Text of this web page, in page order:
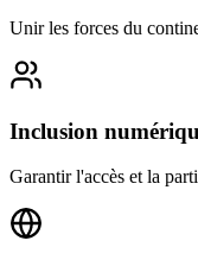
Unir les forces du
Inclusion
Garantir l'accès et la